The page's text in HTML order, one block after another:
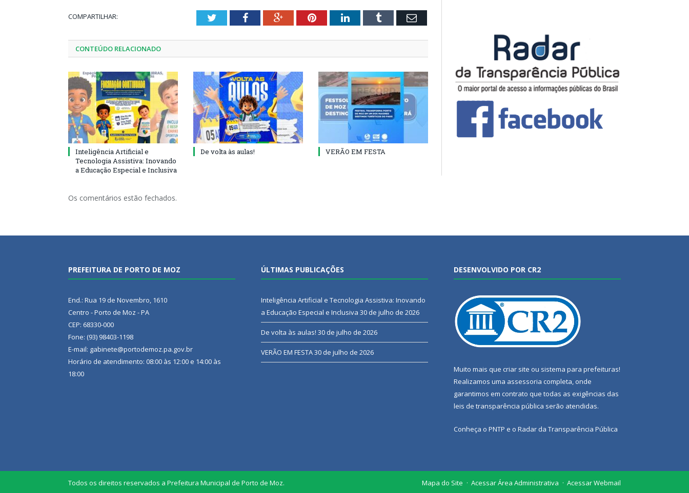
COMPARTILHAR: TwitterFacebookGoogle+PinterestLinkedInTumblr Email
CONTEÚDO RELACIONADO
Inteligência Artificial e
Tecnologia Assistiva: Inovando
a Educação Especial e Inclusiva
De volta às aulas! VERÃO EM FESTA
Os comentários estão fechados.
PREFEITURA DE PORTO DE MOZ
End.: Rua 19 de Novembro, 1610
Centro - Porto de Moz - PA
CEP: 68330-000
Fone: (93) 98403-1198
E-mail: gabinete@portodemoz.pa.gov.br
Horário de atendimento: 08:00 às 12:00 e 14:00 às
18:00
ÚLTIMAS PUBLICAÇÕES
Inteligência Artificial e Tecnologia Assistiva: Inovando
a Educação Especial e Inclusiva 30 de julho de 2026
De volta às aulas! 30 de julho de 2026
VERÃO EM FESTA30 de julho de 2026
DESENVOLVIDO POR CR2
Muito mais que criar site ou sistema para prefeituras!
Realizamos uma assessoria completa, onde
garantimos em contrato que todas as exigências das
leis de transparência pública serão atendidas.
Conheça o PNTP e o Radar da Transparência Pública
Todos os direitos reservados a Prefeitura Municipal de Porto de Moz. Mapa do Site Acessar Área Administrativa Acessar Webmail